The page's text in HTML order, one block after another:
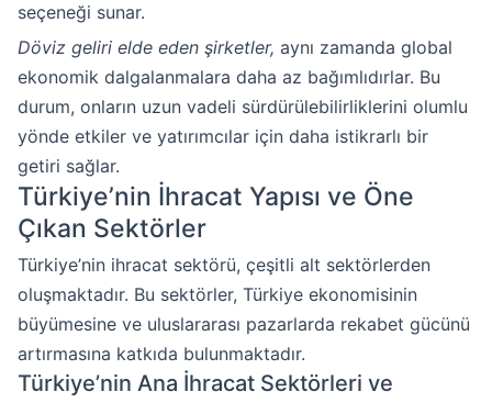
seçeneği sunar.
Döviz geliri elde eden şirketler, aynı zamanda global
ekonomik dalgalanmalara daha az bağımlıdırlar. Bu
durum, onların uzun vadeli sürdürülebilirliklerini olumlu
yönde etkiler ve yatırımcılar için daha istikrarlı bir
getiri sağlar.
Türkiye’nin İhracat Yapısı ve Öne
Çıkan Sektörler
Türkiye’nin ihracat sektörü, çeşitli alt sektörlerden
oluşmaktadır. Bu sektörler, Türkiye ekonomisinin
büyümesine ve uluslararası pazarlarda rekabet gücünü
artırmasına katkıda bulunmaktadır.
Türkiye’nin Ana İhracat Sektörleri ve